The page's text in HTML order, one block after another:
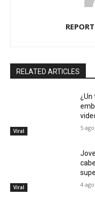
RELATED ARTICLES
Viral 5
Viral 4